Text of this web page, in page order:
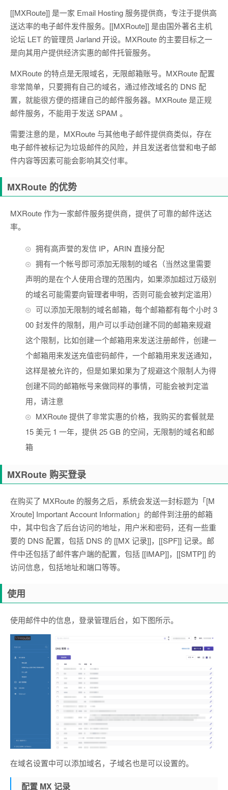
[[MXRoute]] 是一家 Email Hosting 服务提供商，专注于提供高
送达率的电子邮件发件服务。[[MXRoute]] 是由国外著名主机
论坛 LET 的管理员 Jarland 开设。MXRoute 的主要目标之一
是向其用户提供经济实惠的邮件托管服务。
MXRoute 的特点是无限域名，无限邮箱账号。MXRoute 配置
非常简单，只要拥有自己的域名，通过修改域名的 DNS 配
置，就能很方便的搭建自己的邮件服务器。MXRoute 是正规
邮件服务，不能用于发送 SPAM 。
需要注意的是，MXRoute 与其他电子邮件提供商类似，存在
电子邮件被标记为垃圾邮件的风险，并且发送者信誉和电子邮
件内容等因素可能会影响其交付率。
MXRoute 的优势
MXRoute 作为一家邮件服务提供商，提供了可靠的邮件送达
率。
拥有高声誉的发信 IP，ARIN 直接分配
拥有一个帐号即可添加无限制的域名（当然这里需要
声明的是在个人使用合理的范围内，如果添加超过万级别
的域名可能需要向管理者申明，否则可能会被判定滥用）
可以添加无限制的域名邮箱，每个邮箱都有每个小时 3
00 封发件的限制，用户可以手动创建不同的邮箱来规避
这个限制，比如创建一个邮箱用来发送注册邮件，创建一
个邮箱用来发送充值密码邮件，一个邮箱用来发送通知，
这样是被允许的，但是如果如果为了规避这个限制人为得
创建不同的邮箱帐号来做同样的事情，可能会被判定滥
用，请注意
MXRoute 提供了非常实惠的价格，我购买的套餐就是
15 美元 1 一年，提供 25 GB 的空间，无限制的域名和邮
箱
MXRoute 购买登录
在购买了 MXRoute 的服务之后，系统会发送一封标题为「[M
Xroute] Important Account Information」的邮件到注册的邮箱
中，其中包含了后台访问的地址，用户米和密码，还有一些重
要的 DNS 配置，包括 DNS 的 [[MX 记录]]，[[SPF]] 记录。邮
件中还包括了邮件客户端的配置，包括 [[IMAP]]，[[SMTP]] 的
访问信息，包括地址和端口等等。
使用
使用邮件中的信息，登录管理后台，如下图所示。
在域名设置中可以添加域名，子域名也是可以设置的。
配置 MX 记录